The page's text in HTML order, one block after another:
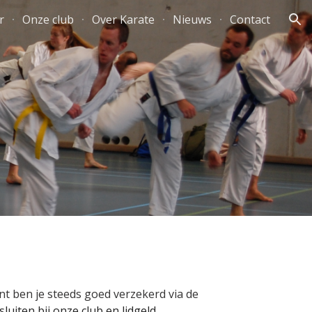
Onze club Over Karate Nieuws Contact
ben je steeds goed verzekerd via de